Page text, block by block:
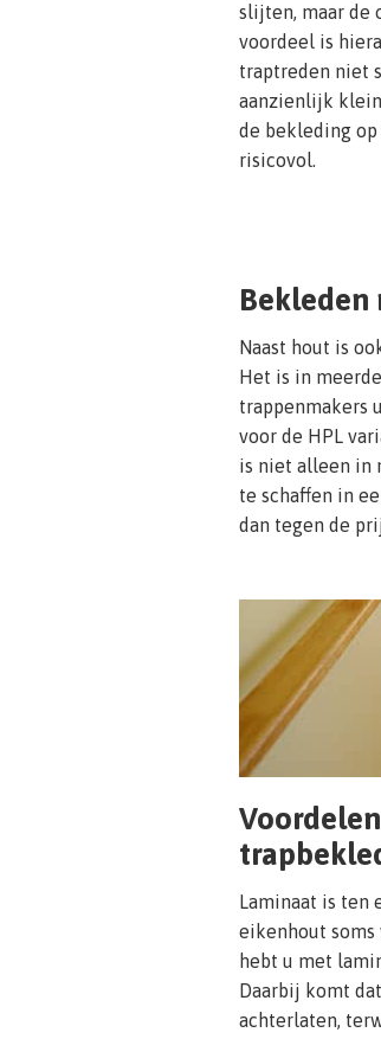
slijten, maar de
voordeel is
traptreden niet
aanzienlijk
de bekleding
risicovol.
Naast hout is
Het is in
trappenmakers
voor de HPL
is niet alleen in
te schaffen in
dan tegen de
Laminaat is ten
eikenhout
hebt u met
Daarbij komt
achterlaten,